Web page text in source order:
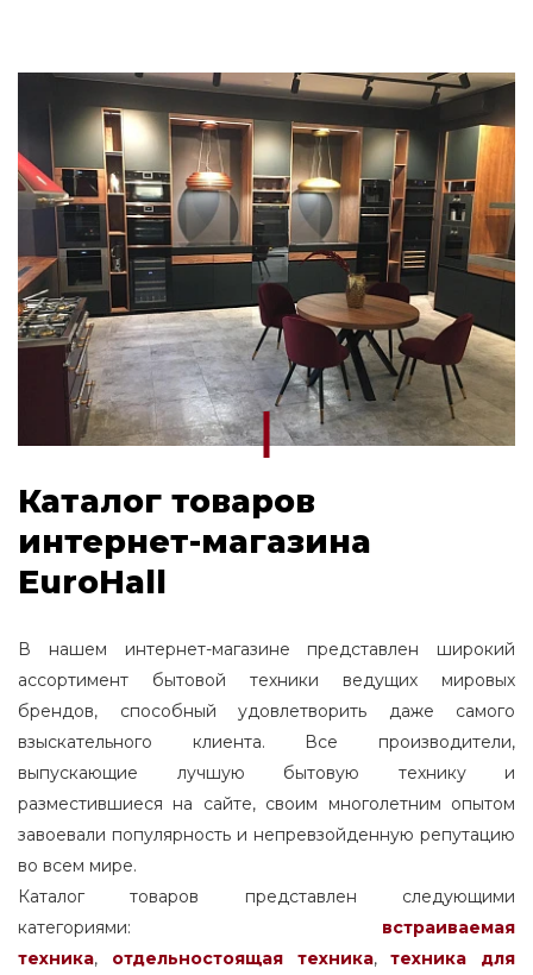
Каталог товаров
интернет-магазина
EuroHall
В нашем интернет-магазине представлен широкий
ассортимент бытовой техники ведущих мировых
брендов, способный удовлетворить даже самого
взыскательного клиента. Все производители,
выпускающие лучшую бытовую технику и
разместившиеся на сайте, своим многолетним опытом
завоевали популярность и непревзойденную репутацию
во всем мире.
Каталог товаров представлен следующими
категориями: встраиваемая
техника, отдельностоящаятехника,
техника для